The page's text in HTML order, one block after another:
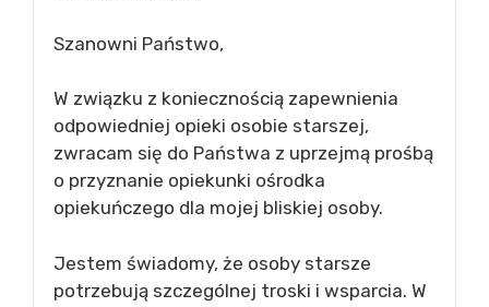
Szanowni Państwo,
W związku z koniecznością zapewnienia
odpowiedniej opieki osobie starszej,
zwracam się do Państwa z uprzejmą prośbą
o przyznanie opiekunki ośrodka
opiekuńczego dla mojej bliskiej osoby.
Jestem świadomy, że osoby starsze
potrzebują szczególnej troski i wsparcia. W